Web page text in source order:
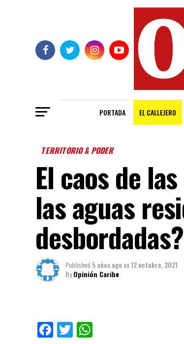
PORTADA EL CALLEJERO
TERRITORIO & PODER
El caos de
las aguas
desbordadas?
Published 5 años ago on12 octubre, 2021
ByOpinión Caribe
Facebook
Twitter